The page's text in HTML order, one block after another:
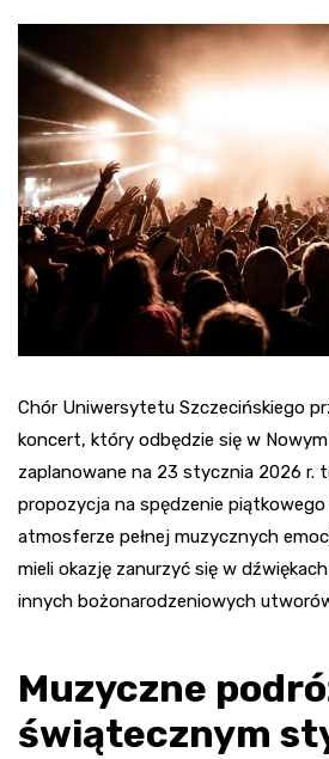
Chór Uniwersytetu Szczecińskiego
koncert, który odbędzie się w Nowym
zaplanowane na 23 stycznia 2026 r.
propozycja na spędzenie
atmosferze pełnej muzycznych
mieli okazję zanurzyć się w
innych bożonarodzeniowych
Muzyczne
świątecznym